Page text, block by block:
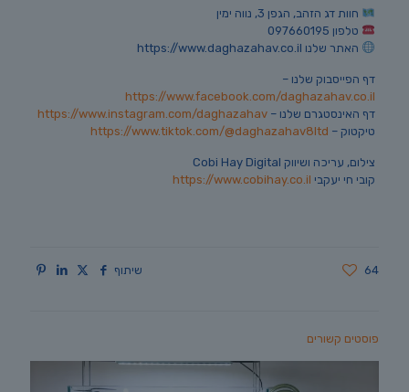
חוות דג הזהב, הגפן 3, נווה ימין
טלפון 097660195
האתר שלנו https://www.daghazahav.co.il
דף הפייסבוק שלנו –
https://www.facebook.com/daghazahav.co.il
דף האינסטגרם שלנו – https://www.instagram.com/daghazahav
טיקטוק – https://www.tiktok.com/@daghazahav8ltd
צילום, עריכה ושיווק Cobi Hay Digital
קובי חי יעקבי https://www.cobihay.co.il
שיתוף 64
פוסטים קשורים